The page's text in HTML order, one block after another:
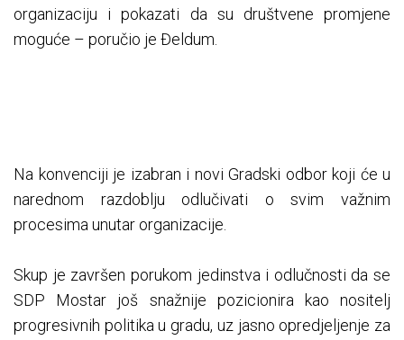
organizaciju i pokazati da su društvene promjene
moguće – poručio je Đeldum.
Na konvenciji je izabran i novi Gradski odbor koji će u
narednom razdoblju odlučivati o svim važnim
procesima unutar organizacije.
Skup je završen porukom jedinstva i odlučnosti da se
SDP Mostar još snažnije pozicionira kao nositelj
progresivnih politika u gradu, uz jasno opredjeljenje za